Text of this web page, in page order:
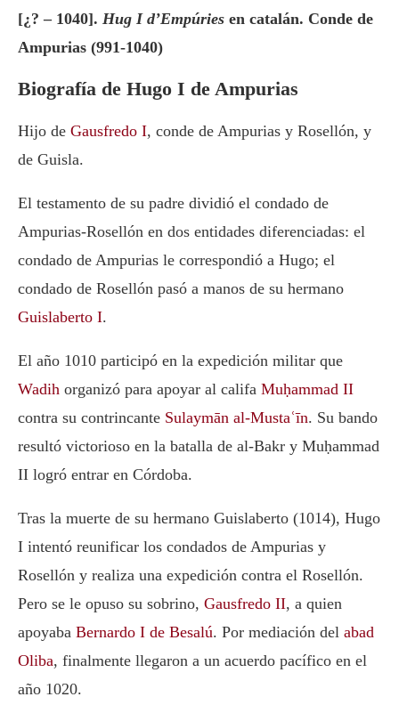
[¿? – 1040]. Hug I d’Empúries en catalán. Conde de
Ampurias (991-1040)
Biografía de Hugo I de Ampurias
Hijo de Gausfredo I, conde de Ampurias y Rosellón, y
de Guisla.
El testamento de su padre dividió el condado de
Ampurias-Rosellón en dos entidades diferenciadas: el
condado de Ampurias le correspondió a Hugo; el
condado de Rosellón pasó a manos de su hermano
Guislaberto I.
El año 1010 participó en la expedición militar que
Wadih organizó para apoyar al califa Muḥammad II
contra su contrincante Sulaymān al-Mustaʿīn. Su bando
resultó victorioso en la batalla de al-Bakr y Muḥammad
II logró entrar en Córdoba.
Tras la muerte de su hermano Guislaberto (1014), Hugo
I intentó reunificar los condados de Ampurias y
Rosellón y realiza una expedición contra el Rosellón.
Pero se le opuso su sobrino, Gausfredo II, a quien
apoyaba Bernardo I de Besalú. Por mediación del abad
Oliba, finalmente llegaron a un acuerdo pacífico en el
año 1020.